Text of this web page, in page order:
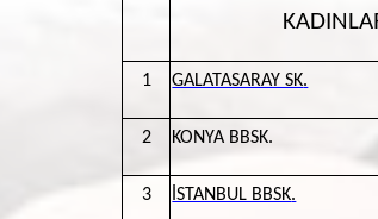
1 GALATASARAY SK.
2 KONYA BBSK.
3 İSTANBUL BBSK.